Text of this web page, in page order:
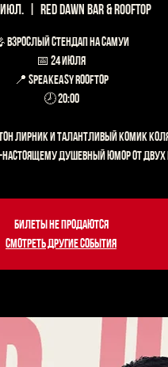
июл. Red Dawn Bar & Rooftop
ВЗРОСЛЫЙ СТЕНДАП НА САМУИ
📅 24 июля
📍 Speakeasy Rooftop
🕗 20:00
Лирник и талантливый комик
душевный юмор от двух
Билеты не продаются
Смотреть другие события